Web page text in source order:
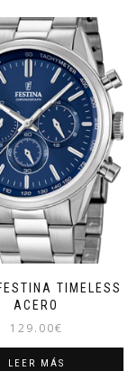
TIMELESS
ACERO
129.00€
LEER MÁS